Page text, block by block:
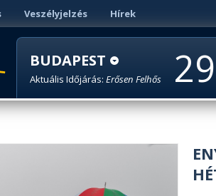
Veszélyjelzés Hírek
BUDAPEST
Aktuális Időjárás: Erősen Felhős 29